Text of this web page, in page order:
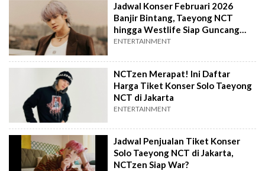
Jadwal Konser Februari 2026
Banjir Bintang, Taeyong NCT
hingga Westlife Siap Guncang
Jakarta
ENTERTAINMENT
NCTzen Merapat! Ini Daftar
Harga Tiket Konser Solo Taeyong
NCT di Jakarta
ENTERTAINMENT
Jadwal Penjualan Tiket Konser
Solo Taeyong NCT di Jakarta,
NCTzen Siap War?